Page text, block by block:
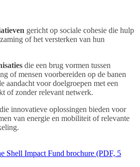
gericht op sociale cohesie die hulp
of het versterken van hun
die een brug vormen tussen
of mensen voorbereiden op de banen
aandacht voor doelgroepen met een
of zonder relevant netwerk.
die innovatieve oplossingen bieden voor
van energie en mobiliteit of relevante
Shell Impact Fund brochure (PDF, 5